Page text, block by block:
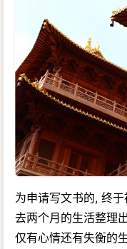
为申请写文书的, 终
去两个月的生活整理
仅有心情还有失衡的